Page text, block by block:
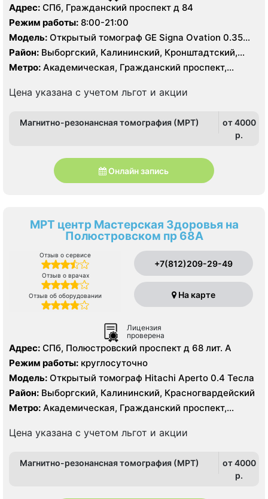
Адрес: СПб, Гражданский проспект д 84
Режим работы: 8:00-21:00
Модель: Открытый томограф GЕ Signa Ovation 0.35
Тесла, УЗИ
Район: Выборгский, Калининский, Кронштадтский,
Курортный, Ленинградская область
Метро: Академическая, Гражданский проспект,
Мужества, Политехническая, Проспект Просвещения
Цена указана с учетом льгот и акции
Магнитно-резонансная томография (МРТ)
от 4000
p.
Онлайн запись
МРТ центр Мастерская Здоровья на
Полюстровском пр 68А
Отзыв о сервисе
Отзыв о врачах
Отзыв об оборудовании
+7(812)209-29-49
На карте
Лицензия
проверена
Адрес: СПб, Полюстровский проспект д 68 лит. А
Режим работы: круглосуточно
Модель: Открытый томограф Hitachi Aperto 0.4 Тесла
Район: Выборгский, Калининский, Красногвардейский
Метро: Академическая, Гражданский проспект,
Мужества, Политехническая
Цена указана с учетом льгот и акции
Магнитно-резонансная томография (МРТ)
от 4000
p.